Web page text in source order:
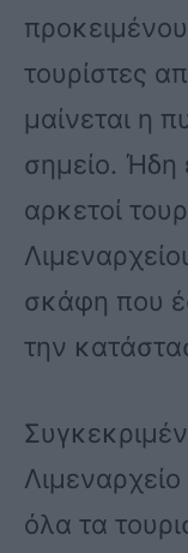
τουρίστες
μαίνεται η
σημείο. Ήδη
αρκετοί
σκάφη που
την
όλα τα